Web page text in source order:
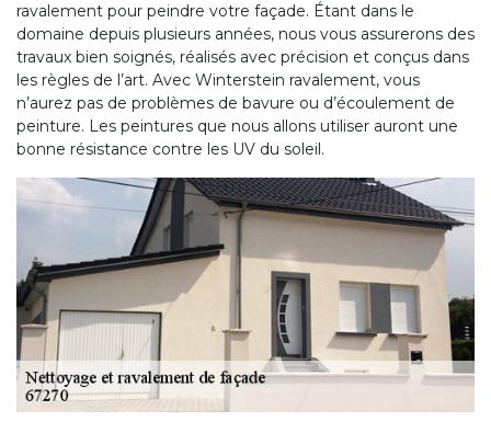
ravalement pour peindre votre façade. Étant dans le
domaine depuis plusieurs années, nous vous assurerons des
travaux bien soignés, réalisés avec précision et conçus dans
les règles de l’art. Avec Winterstein ravalement, vous
n’aurez pas de problèmes de bavure ou d’écoulement de
peinture. Les peintures que nous allons utiliser auront une
bonne résistance contre les UV du soleil.